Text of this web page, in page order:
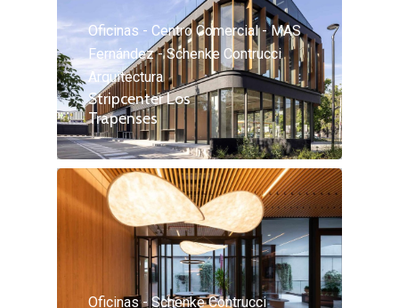
Oficinas - Centro Comercial - MAS
Fernández - Schenke Contrucci
Arquitectura
Stripcenter Los
Trapenses
Oficinas - Schenke Contrucci